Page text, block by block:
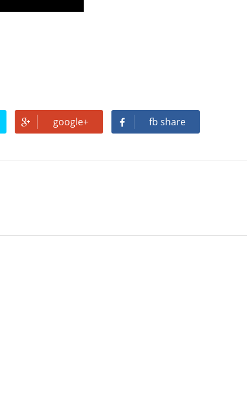
google+ fb share